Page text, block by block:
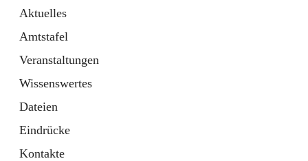
Aktuelles
Amtstafel
Veranstaltungen
Wissenswertes
Dateien
Eindrücke
Kontakte
Externe Webseite
in
Tab
Region Schneebergland
Externe Webseite
öffnet
in
neuem
Tab